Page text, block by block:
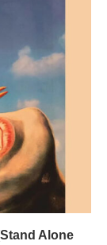
Alone